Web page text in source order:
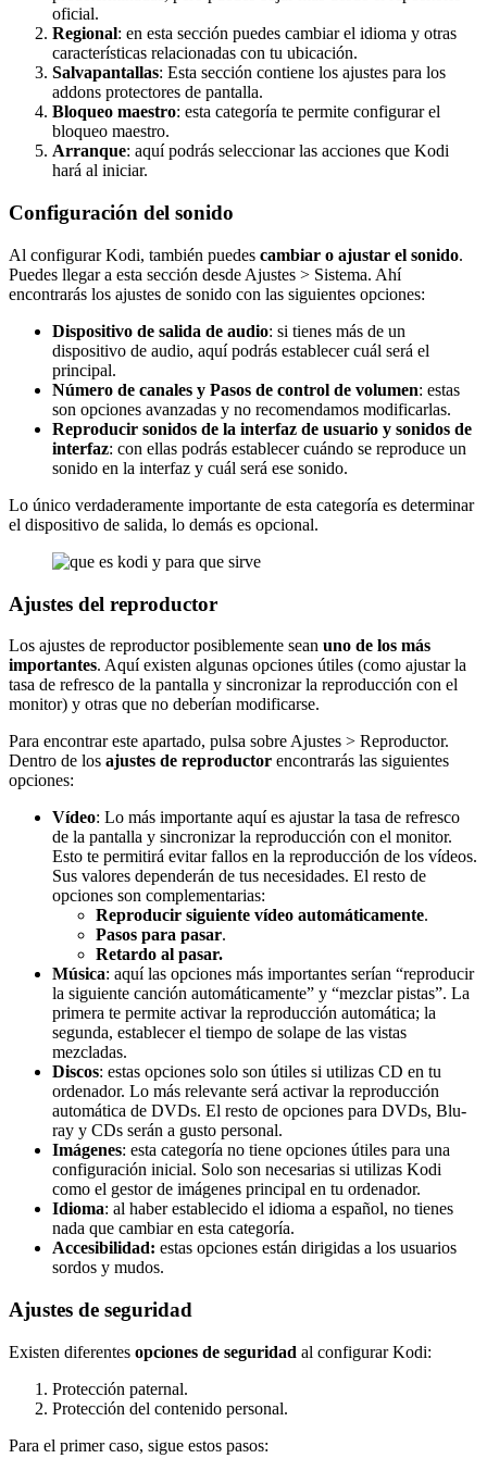
oficial.
Regional: en esta sección puedes cambiar el idioma y otras
características relacionadas con tu ubicación.
Salvapantallas: Esta sección contiene los ajustes para los
addons protectores de pantalla.
Bloqueo maestro: esta categoría te permite configurar el
bloqueo maestro.
Arranque: aquí podrás seleccionar las acciones que Kodi
hará al iniciar.
Configuración del sonido
Al configurar Kodi, también puedes cambiar o ajustar el sonido.
Puedes llegar a esta sección desde Ajustes > Sistema. Ahí
encontrarás los ajustes de sonido con las siguientes opciones:
Dispositivo de salida de audio: si tienes más de un
dispositivo de audio, aquí podrás establecer cuál será el
principal.
Número de canales y Pasos de control de volumen: estas
son opciones avanzadas y no recomendamos modificarlas.
Reproducir sonidos de la interfaz de usuario y sonidos de
interfaz: con ellas podrás establecer cuándo se reproduce un
sonido en la interfaz y cuál será ese sonido.
Lo único verdaderamente importante de esta categoría es determinar
el dispositivo de salida, lo demás es opcional.
Ajustes del reproductor
Los ajustes de reproductor posiblemente sean uno de los más
importantes. Aquí existen algunas opciones útiles (como ajustar la
tasa de refresco de la pantalla y sincronizar la reproducción con el
monitor) y otras que no deberían modificarse.
Para encontrar este apartado, pulsa sobre Ajustes > Reproductor.
Dentro de los ajustes de reproductor encontrarás las siguientes
opciones:
Vídeo: Lo más importante aquí es ajustar la tasa de refresco
de la pantalla y sincronizar la reproducción con el monitor.
Esto te permitirá evitar fallos en la reproducción de los vídeos.
Sus valores dependerán de tus necesidades. El resto de
opciones son complementarias:
Reproducir siguiente vídeo automáticamente.
Pasos para pasar.
Retardo al pasar.
Música: aquí las opciones más importantes serían “reproducir
la siguiente canción automáticamente” y “mezclar pistas”. La
primera te permite activar la reproducción automática; la
segunda, establecer el tiempo de solape de las vistas
mezcladas.
Discos: estas opciones solo son útiles si utilizas CD en tu
ordenador. Lo más relevante será activar la reproducción
automática de DVDs. El resto de opciones para DVDs, Blu-
ray y CDs serán a gusto personal.
Imágenes: esta categoría no tiene opciones útiles para una
configuración inicial. Solo son necesarias si utilizas Kodi
como el gestor de imágenes principal en tu ordenador.
Idioma: al haber establecido el idioma a español, no tienes
nada que cambiar en esta categoría.
Accesibilidad: estas opciones están dirigidas a los usuarios
sordos y mudos.
Ajustes de seguridad
Existen diferentes opciones de seguridad al configurar Kodi:
Protección paternal.
Protección del contenido personal.
Para el primer caso, sigue estos pasos: